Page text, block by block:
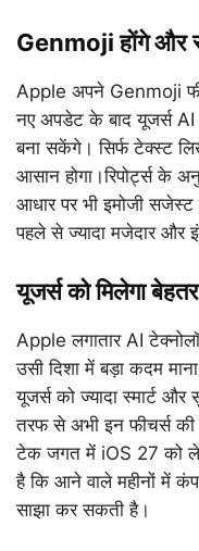
Genmoji होंगे और
Apple अपने Genmoji
नए अपडेट के बाद यूजर्स AI
बना सकेंगे। सिर्फ टेक्स्ट
आसान होगा।रिपोर्ट्स के
आधार पर भी इमोजी
पहले से ज्यादा मजेदार और
यूजर्स को मिलेगा
Apple लगातार AI
उसी दिशा में बड़ा कदम
यूजर्स को ज्यादा स्मार्ट
तरफ से अभी इन फीचर्स की
टेक जगत में iOS 27 को
है कि आने वाले महीनों में
साझा कर सकती है।